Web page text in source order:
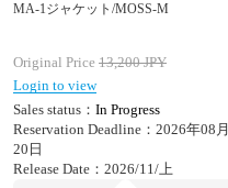
MA-1ジャケット/MOSS-M
Original Price 13,200JPY
Login to view
Sales status： In Progress
Reservation Deadline：2026年08月
20日
Release Date：2026/11/上